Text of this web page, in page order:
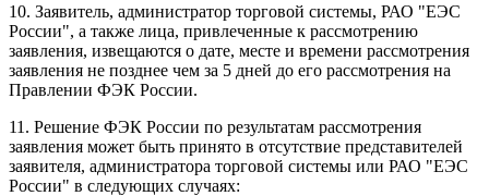
10. Заявитель, администратор торговой системы, РАО "ЕЭС
России", а также лица, привлеченные к рассмотрению
заявления, извещаются о дате, месте и времени рассмотрения
заявления не позднее чем за 5 дней до его рассмотрения на
Правлении ФЭК России.
11. Решение ФЭК России по результатам рассмотрения
заявления может быть принято в отсутствие представителей
заявителя, администратора торговой системы или РАО "ЕЭС
России" в следующих случаях: